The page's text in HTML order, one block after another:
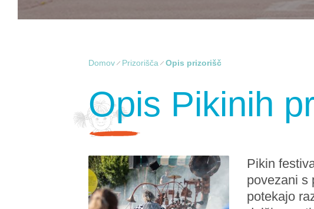
Domov Prizorišča Opis prizorišč
Opis Pikinih
Pikin
povezani s
potekajo